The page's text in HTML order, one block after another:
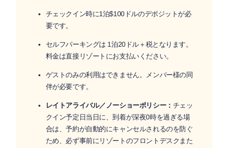
チェックイン時に1泊$100ドルのデポジットが必
要です。
セルフパーキングは 1泊20ドル＋税となります。
料金は直接リゾートにお支払いください。
ゲストのみの利用はできません。メンバー様の同
伴が必要です。
レイトアライバル／ノーショーポリシー： チェッ
クイン予定日当日に、到着が深夜0時を過ぎる場
合は、予約が自動的にキャンセルされるのを防ぐ
ため、必ず事前にリゾートのフロントデスクまた